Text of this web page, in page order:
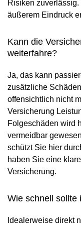
Risiken
äußerem Eindruck
Kann die
weiterfahre?
Ja, das kann
zusätzliche
offensichtlich nicht
Versicherung
Folgeschäden wird
vermeidbar
schützt Sie hier
haben Sie eine
Versicherung.
Wie schnell sollte
Idealerweise direkt